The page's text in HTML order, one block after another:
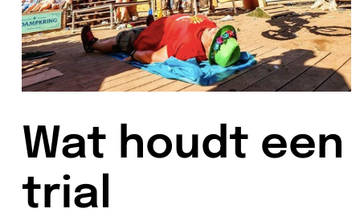
Wat houdt een
trial